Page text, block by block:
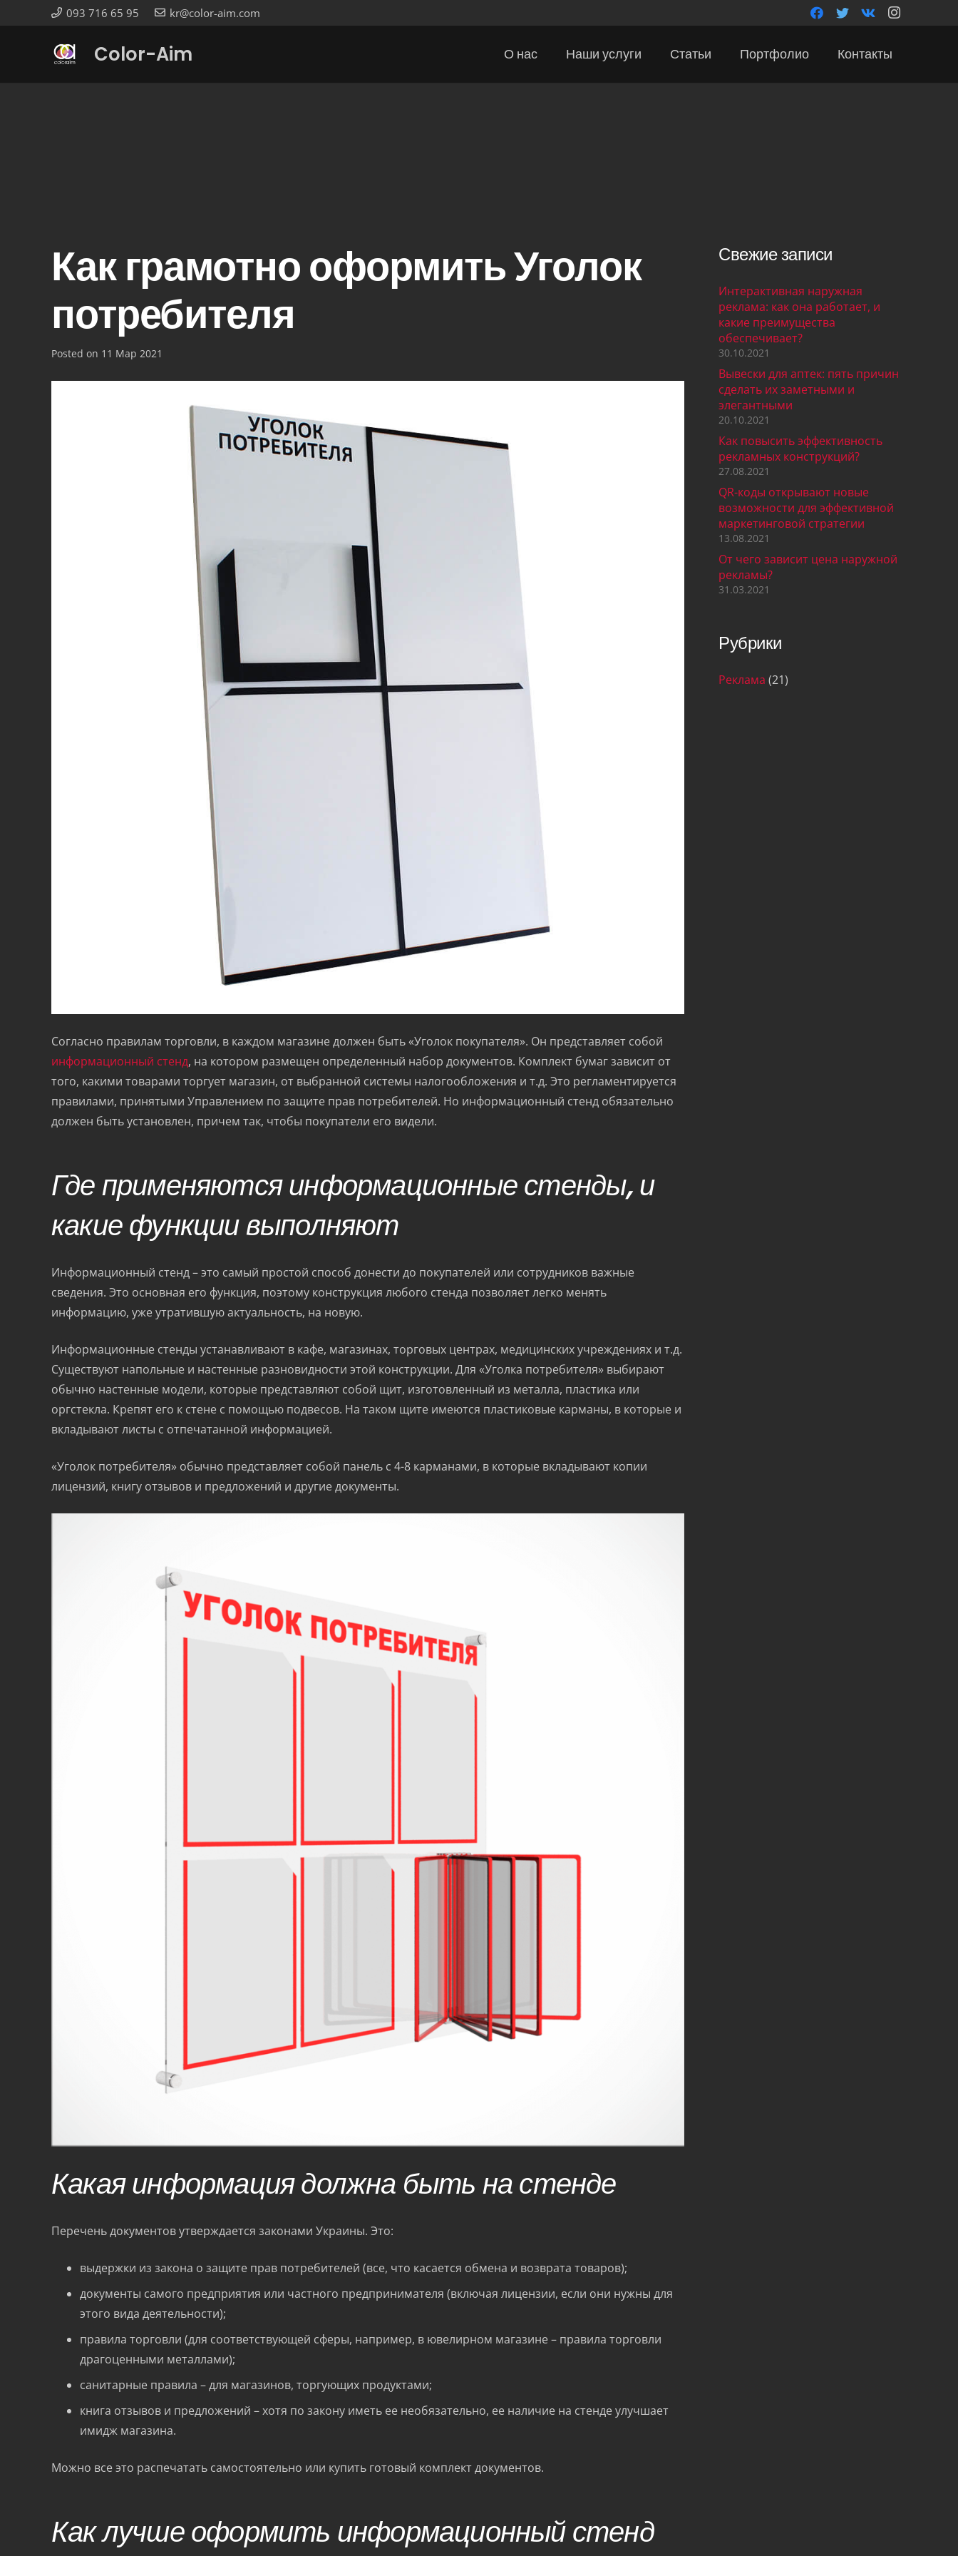
093 716 65 95 kr@color-aim.com
Color-Aim О нас Наши услуги Статьи Портфолио Контакты
Как грамотно оформить Уголок
потребителя
Posted on 11 Мар 2021
Согласно правилам торговли, в каждом магазине должен быть «Уголок покупателя». Он представляет собой
информационный стенд, на котором размещен определенный набор документов. Комплект бумаг зависит от
того, какими товарами торгует магазин, от выбранной системы налогообложения и т.д. Это регламентируется
правилами, принятыми Управлением по защите прав потребителей. Но информационный стенд обязательно
должен быть установлен, причем так, чтобы покупатели его видели.
Где применяются информационные стенды, и
какие функции выполняют
Информационный стенд – это самый простой способ донести до покупателей или сотрудников важные
сведения. Это основная его функция, поэтому конструкция любого стенда позволяет легко менять
информацию, уже утратившую актуальность, на новую.
Информационные стенды устанавливают в кафе, магазинах, торговых центрах, медицинских учреждениях и т.д.
Существуют напольные и настенные разновидности этой конструкции. Для «Уголка потребителя» выбирают
обычно настенные модели, которые представляют собой щит, изготовленный из металла, пластика или
оргстекла. Крепят его к стене с помощью подвесов. На таком щите имеются пластиковые карманы, в которые и
вкладывают листы с отпечатанной информацией.
«Уголок потребителя» обычно представляет собой панель с 4-8 карманами, в которые вкладывают копии
лицензий, книгу отзывов и предложений и другие документы.
Какая информация должна быть на стенде
Перечень документов утверждается законами Украины. Это:
выдержки из закона о защите прав потребителей (все, что касается обмена и возврата товаров);
документы самого предприятия или частного предпринимателя (включая лицензии, если они нужны для
этого вида деятельности);
правила торговли (для соответствующей сферы, например, в ювелирном магазине – правила торговли
драгоценными металлами);
санитарные правила – для магазинов, торгующих продуктами;
книга отзывов и предложений – хотя по закону иметь ее необязательно, ее наличие на стенде улучшает
имидж магазина.
Можно все это распечатать самостоятельно или купить готовый комплект документов.
Как лучше оформить информационный стенд
Свежие записи
Интерактивная наружная
реклама: как она работает, и
какие преимущества
обеспечивает?
30.10.2021
Вывески для аптек: пять причин
сделать их заметными и
элегантными
20.10.2021
Как повысить эффективность
рекламных конструкций?
27.08.2021
QR-коды открывают новые
возможности для эффективной
маркетинговой стратегии
13.08.2021
От чего зависит цена наружной
рекламы?
31.03.2021
Рубрики
Реклама (21)